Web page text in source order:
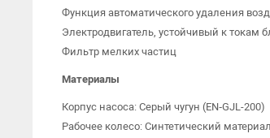
Функция автоматического удаления
Электродвигатель, устойчивый к токам
Фильтр мелких частиц
Материалы
Корпус насоса: Серый чугун (EN‐GJL-200)
Рабочее колесо: Синтетический